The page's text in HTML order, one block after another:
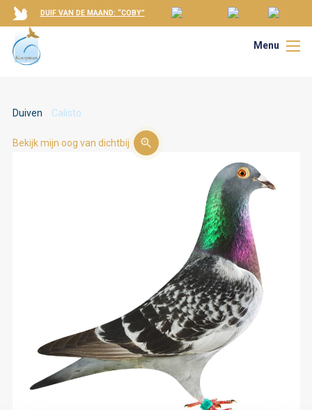
DUIF VAN DE MAAND: “COBY”
Menu
Duiven Calisto
Bekijk mijn oog van dichtbij